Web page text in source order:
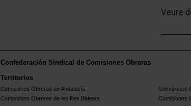
Veure
Confederación Sindical de Comisiones Obreras
Territorios
Comisiones Obreras de Andalucía Comisiones
Comissions Obreres de les Illes Balears
Comisiones